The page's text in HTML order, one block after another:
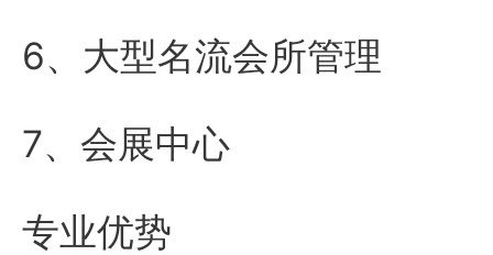
6、大型名流会所管理
7、会展中心
专业优势